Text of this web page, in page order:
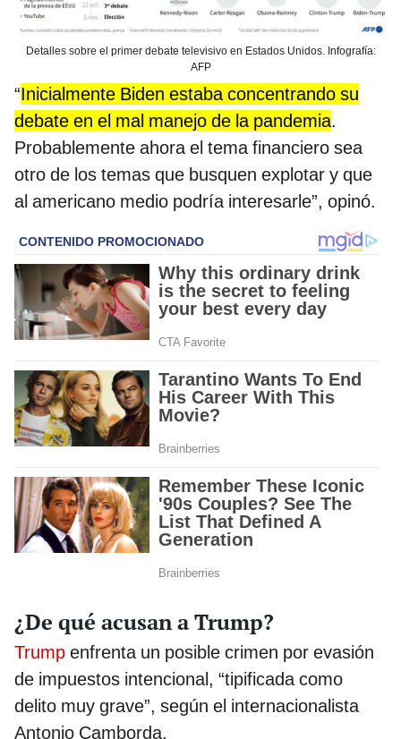
Detalles sobre el primer debate televisivo en Estados Unidos. Infografía:
AFP
“Inicialmente Biden estaba concentrando su
debate en el mal manejo de la pandemia.
Probablemente ahora el tema financiero sea
otro de los temas que busquen explotar y que
al americano medio podría interesarle”, opinó.
¿De qué acusan a Trump?
Trump enfrenta un posible crimen por evasión
de impuestos intencional, “tipificada como
delito muy grave”, según el internacionalista
Antonio Camborda.